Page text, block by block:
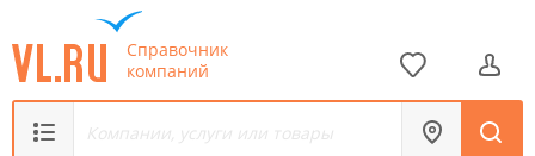
Справочник
компаний